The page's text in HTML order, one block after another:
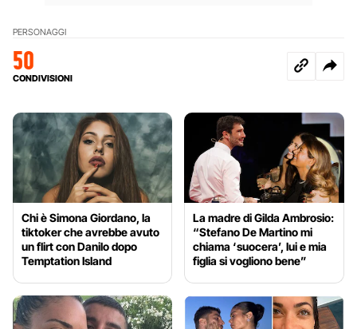
PERSONAGGI
50
CONDIVISIONI
Chi è Simona Giordano, la
tiktoker che avrebbe avuto
un flirt con Danilo dopo
Temptation Island
La madre di Gilda Ambrosio:
“Stefano De Martino mi
chiama ‘suocera’, lui e mia
figlia si vogliono bene”